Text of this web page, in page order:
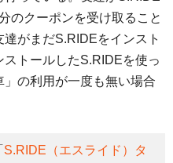
のクーポンを受け取ること
がまだS.RIDEをインスト
トールしたS.RIDEを使っ
の利用が一度も無い場合
S.RIDE（エスライド）タ